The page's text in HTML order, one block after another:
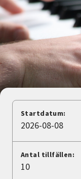
Starta
Cirkelledare
Nyheter
Avdelningar
Lyssna
Startdatum:
2026-08-08
Antal tillfällen:
10